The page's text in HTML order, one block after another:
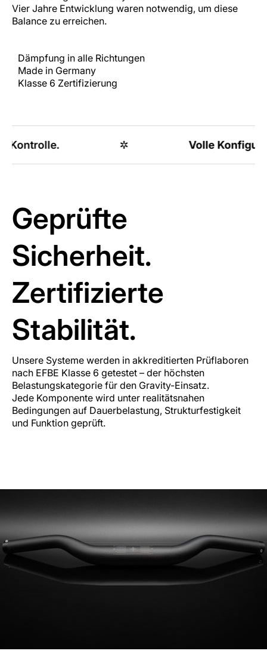
Vier Jahre Entwicklung waren notwendig, um diese
Balance zu erreichen.
Dämpfung in alle Richtungen
Made in Germany
Klasse 6 Zertifizierung
Volle Konfigurierbarkeit.
Geprüfte
Sicherheit.
Zertifizierte
Stabilität.
Unsere Systeme werden in akkreditierten Prüflaboren
nach EFBE Klasse 6 getestet – der höchsten
Belastungskategorie für den Gravity-Einsatz.
Jede Komponente wird unter realitätsnahen
Bedingungen auf Dauerbelastung, Strukturfestigkeit
und Funktion geprüft.